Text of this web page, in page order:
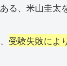
る、米山圭太
受験失敗によ